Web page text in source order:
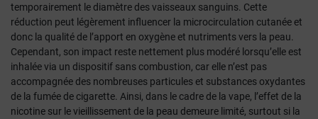
temporairement le diamètre des vaisseaux sanguins. Cette
réduction peut légèrement influencer la microcirculation cutanée et
donc la qualité de l’apport en oxygène et nutriments vers la peau.
Cependant, son impact reste nettement plus modéré lorsqu’elle est
inhalée via un dispositif sans combustion, car elle n’est pas
accompagnée des nombreuses particules et substances oxydantes
de la fumée de cigarette. Ainsi, dans le cadre de la vape, l’effet de la
nicotine sur le vieillissement de la peau demeure limité, surtout si la